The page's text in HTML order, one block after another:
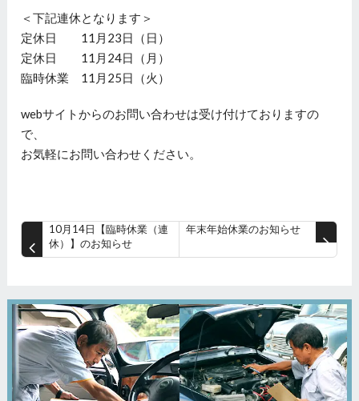
＜下記連休となります＞
定休日 11月23日（日）
定休日 11月24日（月）
臨時休業 11月25日（火）
webサイトからのお問い合わせは受け付けておりますの
で、
お気軽にお問い合わせください。
10月14日【臨時休業（連
休）】のお知らせ
年末年始休業のお知らせ